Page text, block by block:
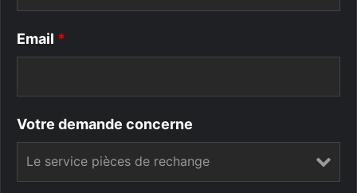
Email *
Votre demande concerne